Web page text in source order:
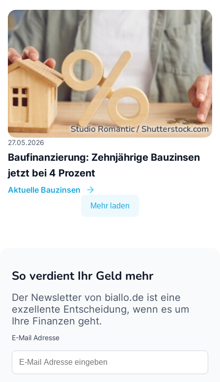
27.05.2026
Baufinanzierung: Zehnjährige Bauzinsen
jetzt bei 4 Prozent
Aktuelle Bauzinsen
Mehr laden
So verdient Ihr Geld mehr
Der Newsletter von biallo.de ist eine
exzellente Entscheidung, wenn es um
Ihre Finanzen geht.
E-Mail Adresse
Interests
Amount